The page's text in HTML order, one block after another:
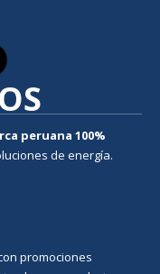
peruana 100%
de energía.
promociones